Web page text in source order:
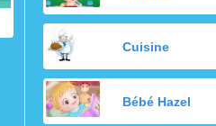
Cuisine
Bébé Hazel